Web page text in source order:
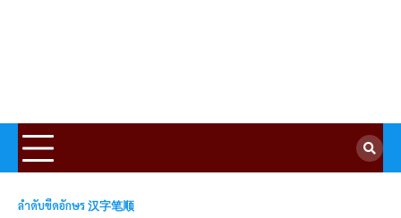
ลำดับขีดอักษร 汉字笔顺